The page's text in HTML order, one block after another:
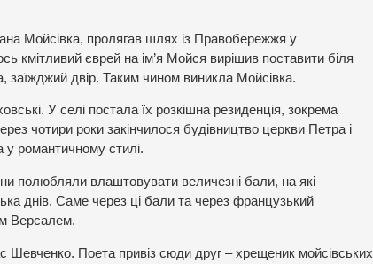
Мойсівка, пролягав шлях із Правобережжя у
кмітливий єврей на ім’я Мойся вирішив поставити біля
заїжджий двір. Таким чином виникла Мойсівка.
У селі постала їх розкішна резиденція, зокрема
чотири роки закінчилося будівництво церкви Петра і
романтичному стилі.
полюбляли влаштовувати величезні бали, на які
днів. Саме через ці бали та через французький
Версалем.
Шевченко. Поета привіз сюди друг – хрещеник мойсівських